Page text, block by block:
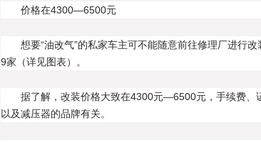
价格在4300—6500元
想要“油改气”的私家车主可不能随意前往修理厂进行
9家（详见图表）。
据了解，改装价格大致在4300元—6500元，手续费、
以及减压器的品牌有关。